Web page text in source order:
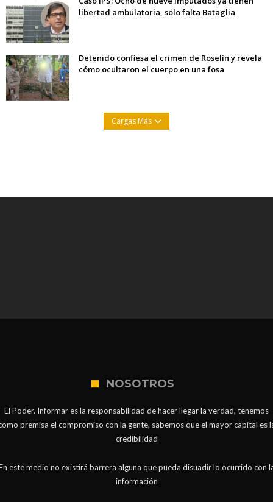
libertad ambulatoria, solo falta Bataglia
Detenido confiesa el crimen de Roselín y revela
cómo ocultaron el cuerpo en una fosa
Cargas Más
NOSOTROS
El Poder. Informar es la responsabilidad de hacer llegar la verdad, tenemos
premisa el compromiso con la gente, sabemos que el mayor capital es
credibilidad
este medio no existirá barrera alguna que pueda disuadir lo ocurrido con
información